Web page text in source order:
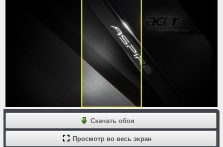
Скачать обои
Просмотр во весь экран